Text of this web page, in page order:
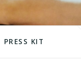
PRESS KIT